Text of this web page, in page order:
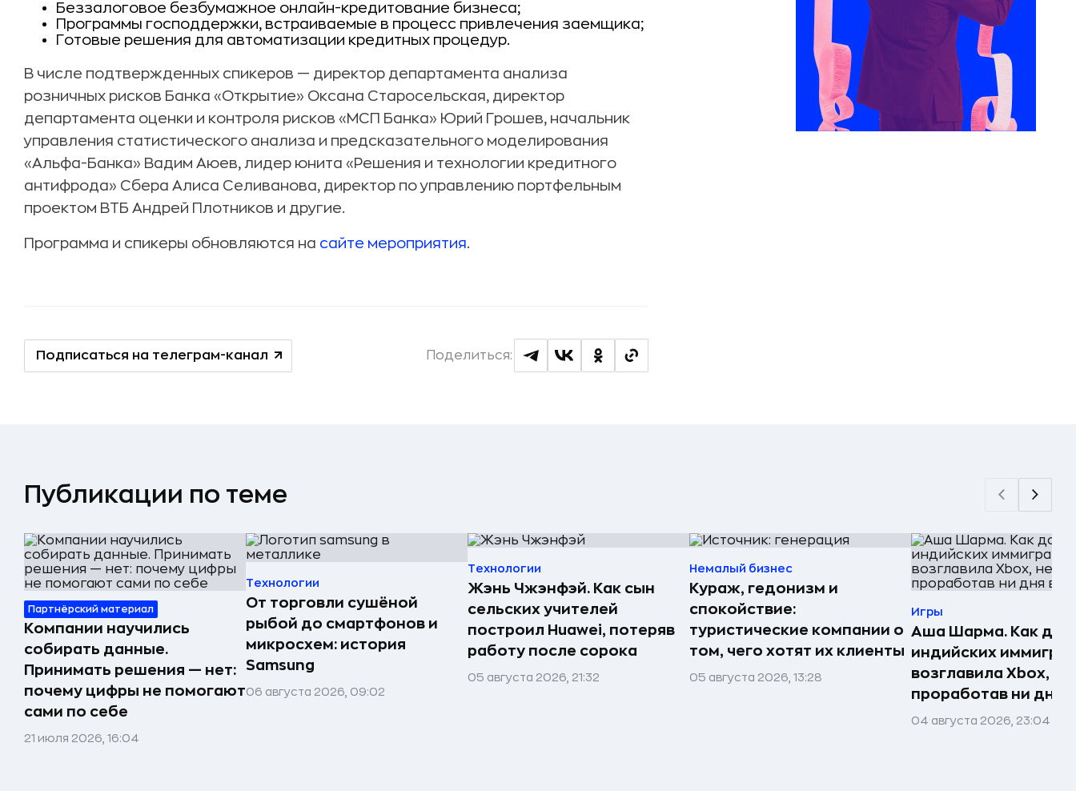
Беззалоговое безбумажное онлайн-кредитование бизнеса;
Программы господдержки, встраиваемые в процесс привлечения заемщика;
Готовые решения для автоматизации кредитных процедур.
В числе подтвержденных спикеров — директор департамента анализа
розничных рисков Банка «Открытие» Оксана Старосельская, директор
департамента оценки и контроля рисков «МСП Банка» Юрий Грошев, начальник
управления статистического анализа и предсказательного моделирования
«Альфа-Банка» Вадим Аюев, лидер юнита «Решения и технологии кредитного
антифрода» Сбера Алиса Селиванова, директор по управлению портфельным
проектом ВТБ Андрей Плотников и другие.
Программа и спикеры обновляются на сайте мероприятия.
Подписаться на телеграм-канал Поделиться:
Публикации по теме
Партнёрский материал
Компании научились
собирать данные.
Принимать решения — нет:
почему цифры не помогают
сами по себе
21 июля 2026, 16:04
Технологии
От торговли сушёной
рыбой до смартфонов и
микросхем: история
Samsung
06 августа 2026, 09:02
Технологии
Жэнь Чжэнфэй. Как сын
сельских учителей
построил Huawei, потеряв
работу после сорока
05 августа 2026, 21:32
Немалый бизнес
Кураж, гедонизм и
спокойствие:
туристические компании о
том, чего хотят их клиенты
05 августа 2026, 13:28
Игры
Аша Шарма. Как
индийских
возглавила Xbox, не
проработав ни дня
04 августа 2026, 23:04